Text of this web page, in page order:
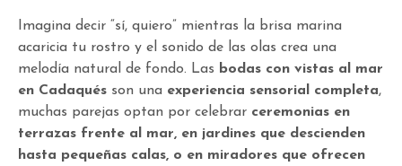
Imagina decir “sí, quiero” mientras la brisa marina
acaricia tu rostro y el sonido de las olas crea una
melodía natural de fondo. Las bodas con vistas al mar
en Cadaqués son una experiencia sensorial completa,
muchas parejas optan por celebrar ceremonias en
terrazas frente al mar, en jardines que descienden
hasta pequeñas calas, o en miradores que ofrecen